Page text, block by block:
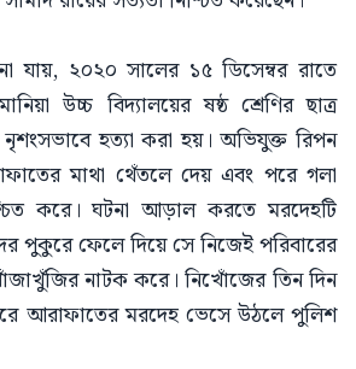
যায়, ২০২০ সালের ১৫ ডিসেম্বর রাতে
উচ্চ বিদ্যালয়ের ষষ্ঠ শ্রেণির ছাত্র
হত্যা করা হয়। অভিযুক্ত রিপন
মাথা থেঁতলে দেয় এবং পরে গলা
করে। ঘটনা আড়াল করতে মরদেহটি
পুকুরে ফেলে দিয়ে সে নিজেই পরিবারের
নাটক করে। নিখোঁজের তিন দিন
আরাফাতের মরদেহ ভেসে উঠলে পুলিশ